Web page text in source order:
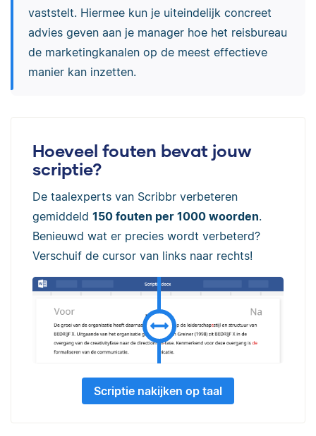
vaststelt. Hiermee kun je uiteindelijk concreet
advies geven aan je manager hoe het reisbureau
de marketingkanalen op de meest effectieve
manier kan inzetten.
Hoeveel fouten bevat jouw
scriptie?
De taalexperts van Scribbr verbeteren
gemiddeld 150 fouten per 1000 woorden.
Benieuwd wat er precies wordt verbeterd?
Verschuif de cursor van links naar rechts!
Scriptie nakijken op taal